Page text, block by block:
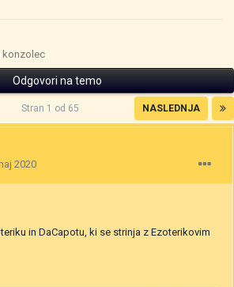
konzolec
Odgovori na temo
NASLEDNJA
Stran 1 od 65
2020
in DaCapotu, ki se strinja z Ezoterikovim